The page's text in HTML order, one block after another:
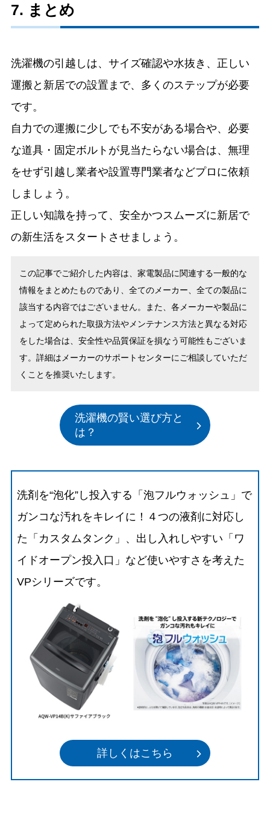
7. まとめ
洗濯機の引越しは、サイズ確認や水抜き、正しい
運搬と新居での設置まで、多くのステップが必要
です。
自力での運搬に少しでも不安がある場合や、必要
な道具・固定ボルトが見当たらない場合は、無理
をせず引越し業者や設置専門業者などプロに依頼
しましょう。
正しい知識を持って、安全かつスムーズに新居で
の新生活をスタートさせましょう。
この記事でご紹介した内容は、家電製品に関連する一般的な
情報をまとめたものであり、全てのメーカー、全ての製品に
該当する内容ではございません。また、各メーカーや製品に
よって定められた取扱方法やメンテナンス方法と異なる対応
をした場合は、安全性や品質保証を損なう可能性もございま
す。詳細はメーカーのサポートセンターにご相談していただ
くことを推奨いたします。
洗濯機の賢い選び方と
は？
洗剤を“泡化”し投入する「泡フルウォッシュ」で
ガンコな汚れをキレイに！４つの液剤に対応し
た「カスタムタンク」、出し入れしやすい「ワ
イドオープン投入口」など使いやすさを考えた
VPシリーズです。
詳しくはこちら